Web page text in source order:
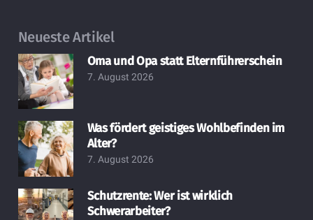
Neueste Artikel
Oma und Opa statt Elternführerschein
7. August 2026
Was fördert geistiges Wohlbefinden im
Alter?
7. August 2026
Schutzrente: Wer ist wirklich
Schwerarbeiter?